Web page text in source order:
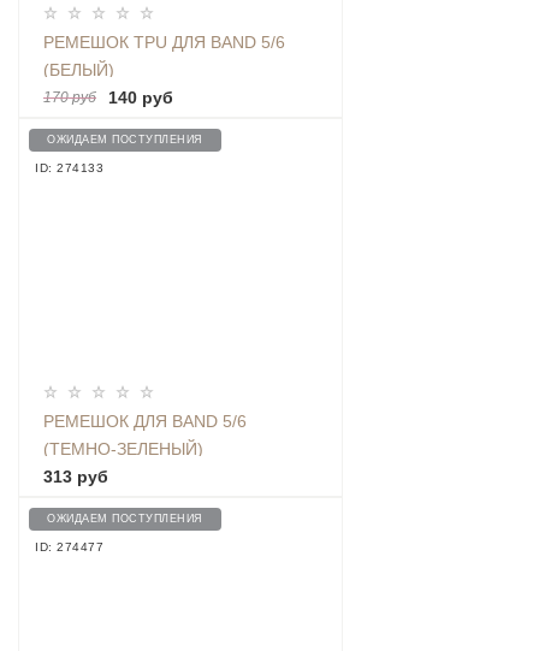
РЕМЕШОК TPU ДЛЯ BAND 5/6
(БЕЛЫЙ)
170 руб 140 руб
ОЖИДАЕМ ПОСТУПЛЕНИЯ
ID: 274133
РЕМЕШОК ДЛЯ BAND 5/6
(ТЕМНО-ЗЕЛЕНЫЙ)
313 руб
ОЖИДАЕМ ПОСТУПЛЕНИЯ
ID: 274477